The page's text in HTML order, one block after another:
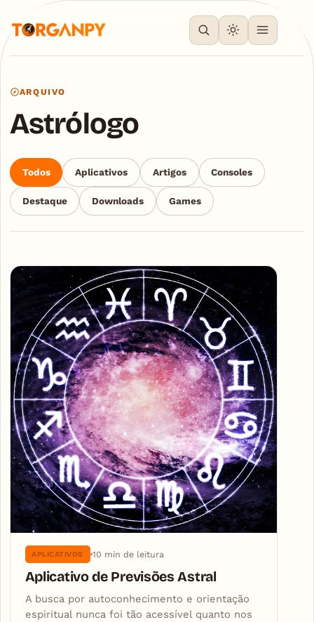
ARQUIVO
Astrólogo
Todos Aplicativos Artigos Consoles
Destaque Downloads Games
Articles
APLICATIVOS 10 min de leitura
Aplicativo de Previsões Astral
A busca por autoconhecimento e orientação
espiritual nunca foi tão acessível quanto nos